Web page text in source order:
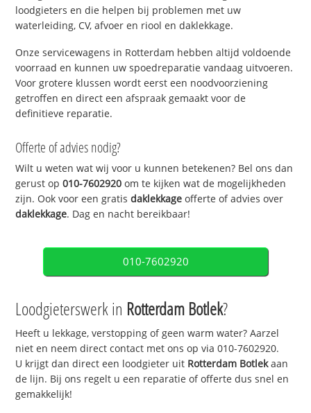
loodgieters en die helpen bij problemen met uw
waterleiding, CV, afvoer en riool en daklekkage.
Onze servicewagens in Rotterdam hebben altijd voldoende
voorraad en kunnen uw spoedreparatie vandaag uitvoeren.
Voor grotere klussen wordt eerst een noodvoorziening
getroffen en direct een afspraak gemaakt voor de
definitieve reparatie.
Offerte of advies nodig?
Wilt u weten wat wij voor u kunnen betekenen? Bel ons dan
gerust op010-7602920 om te kijken wat de mogelijkheden
zijn. Ook voor een gratisdaklekkage offerte of advies over
daklekkage. Dag en nacht bereikbaar!
010-7602920
Loodgieterswerk in Rotterdam Botlek?
Heeft u lekkage, verstopping of geen warm water? Aarzel
niet en neem direct contact met ons op via 010-7602920.
U krijgt dan direct een loodgieter uit Rotterdam Botlekaan
de lijn. Bij ons regelt u een reparatie of offerte dus snel en
gemakkelijk!